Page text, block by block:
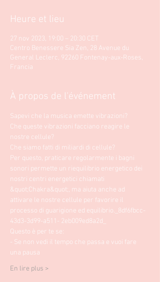
Heure et lieu
27 nov 2023, 19:00 – 20:30 CET
Centro Benessere Sia Zen, 28 Avenue du
General Leclerc, 92260 Fontenay-aux-Roses,
Francia
À propos de l'événement
Sapevi che la musica emette vibrazioni?
Che queste vibrazioni facciano reagire le
nostre cellule?
Che siamo fatti di miliardi di cellule?
Per questo, praticare regolarmente i bagni
sonori permette un riequilibrio energetico dei
nostri centri energetici chiamati
&quot;Chakra&quot;, ma aiuta anche ad
attivare le nostre cellule per favorire il
processo di guarigione ed equilibrio._8df6fbcc-
43d3-3d99-a511- 2eb009ed8a2d_
Questo è per te se:
- Se non vedi il tempo che passa e vuoi fare
una pausa
En lire plus >